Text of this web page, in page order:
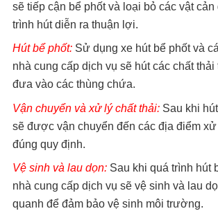
sẽ tiếp cận bể phốt và loại bỏ các vật cản
trình hút diễn ra thuận lợi.
Hút bể phốt:Sử dụng xe hút bể phốt và
nhà cung cấp dịch vụ sẽ hút các chất thải
đưa vào các thùng chứa.
Vận chuyển và xử lý chất thải:Sau khi
sẽ được vận chuyển đến các địa điểm xử
đúng quy định.
Vệ sinh và lau dọn:Sau khi quá trình hút
nhà cung cấp dịch vụ sẽ vệ sinh và lau
quanh để đảm bảo vệ sinh môi trường.